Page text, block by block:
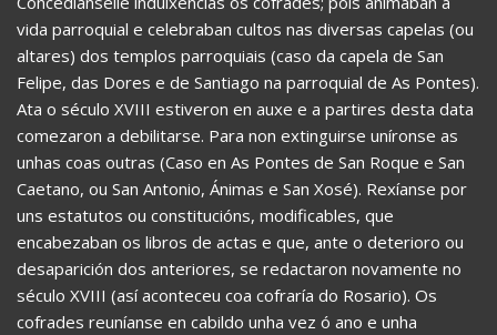
vida parroquial e celebraban cultos nas diversas capelas (ou
altares) dos templos parroquiais (caso da capela de San
Felipe, das Dores e de Santiago na parroquial de As Pontes).
Ata o século XVIII estiveron en auxe e a partires desta data
comezaron a debilitarse. Para non extinguirse uníronse as
unhas coas outras (Caso en As Pontes de San Roque e San
Caetano, ou San Antonio, Ánimas e San Xosé). Rexíanse por
uns estatutos ou constitucións, modificables, que
encabezaban os libros de actas e que, ante o deterioro ou
desaparición dos anteriores, se redactaron novamente no
século XVIII (así aconteceu coa cofraría do Rosario). Os
cofrades reuníanse en cabildo unha vez ó ano e unha